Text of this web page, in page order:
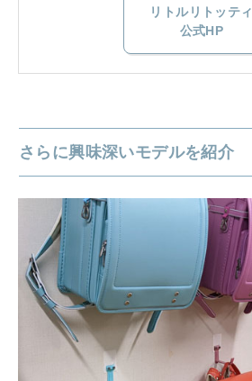
リトルリトッティ
公式HP
さらに興味深いモデルを紹介